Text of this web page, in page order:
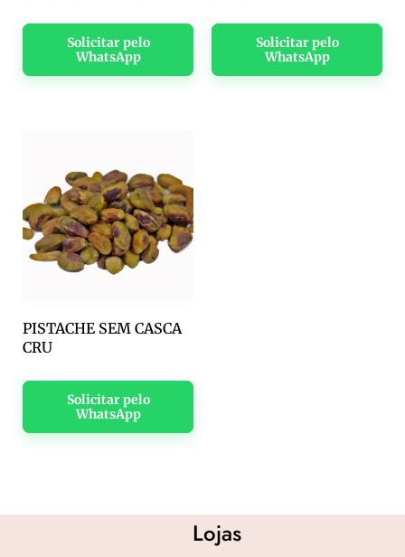
Solicitar pelo
WhatsApp
Solicitar pelo
WhatsApp
PISTACHE SEM CASCA
CRU
Solicitar pelo
WhatsApp
Lojas